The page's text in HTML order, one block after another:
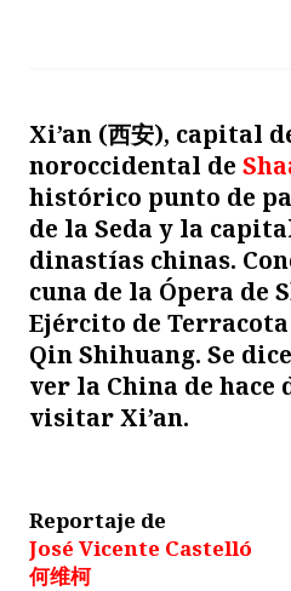
Xi’an (西安), capital
noroccidental de
histórico punto de
de la Seda y la
dinastías chinas.
cuna de la Ópera de
Ejército de
Qin Shihuang. Se
ver la China de hace
visitar Xi’an.
Reportaje de
José Vicente Castelló
何维柯